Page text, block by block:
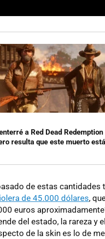
a Red Dead
resulta que este muerto
de estas cantidades
de 45.000 dólares,
euros
del estado, la rareza y
de la skin es lo de